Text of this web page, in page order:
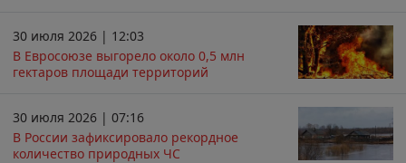
30 июля 2026 | 12:03
В Евросоюзе выгорело около 0,5 млн
гектаров площади территорий
30 июля 2026 | 07:16
В России зафиксировало рекордное
количество природных ЧС